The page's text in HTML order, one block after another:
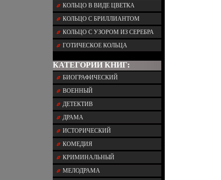
КОЛЬЦО В ВИДЕ ЦВЕТКА
КОЛЬЦО С БРИЛЛИАНТОМ
КОЛЬЦО С УЗОРОМ ИЗ СЕРЕБРА
ГОТИЧЕСКОЕ КОЛЬЦА
КАТЕГОРИИ КНИГ:
БИОГРАФИЧЕСКИЙ
ВОЕННЫЙ
ДЕТЕКТИВ
ДРАМА
ИСТОРИЧЕСКИЙ
КОМЕДИЯ
КРИМИНАЛЬНЫЙ
МЕЛОДРАМА